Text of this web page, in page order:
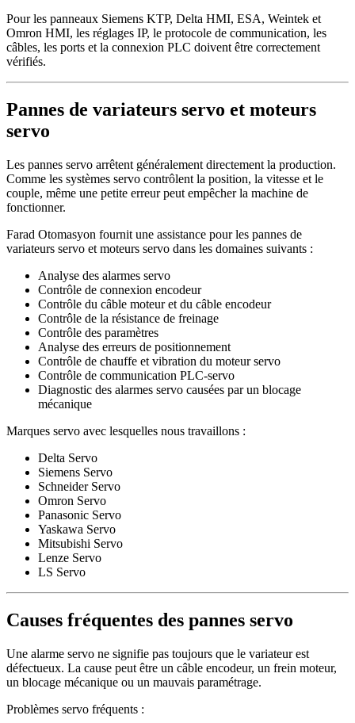
Pour les panneaux Siemens KTP, Delta HMI, ESA, Weintek et
Omron HMI, les réglages IP, le protocole de communication, les
câbles, les ports et la connexion PLC doivent être correctement
vérifiés.
Pannes de variateurs servo et moteurs
servo
Les pannes servo arrêtent généralement directement la production.
Comme les systèmes servo contrôlent la position, la vitesse et le
couple, même une petite erreur peut empêcher la machine de
fonctionner.
Farad Otomasyon fournit une assistance pour les pannes de
variateurs servo et moteurs servo dans les domaines suivants :
Analyse des alarmes servo
Contrôle de connexion encodeur
Contrôle du câble moteur et du câble encodeur
Contrôle de la résistance de freinage
Contrôle des paramètres
Analyse des erreurs de positionnement
Contrôle de chauffe et vibration du moteur servo
Contrôle de communication PLC-servo
Diagnostic des alarmes servo causées par un blocage
mécanique
Marques servo avec lesquelles nous travaillons :
Delta Servo
Siemens Servo
Schneider Servo
Omron Servo
Panasonic Servo
Yaskawa Servo
Mitsubishi Servo
Lenze Servo
LS Servo
Causes fréquentes des pannes servo
Une alarme servo ne signifie pas toujours que le variateur est
défectueux. La cause peut être un câble encodeur, un frein moteur,
un blocage mécanique ou un mauvais paramétrage.
Problèmes servo fréquents :